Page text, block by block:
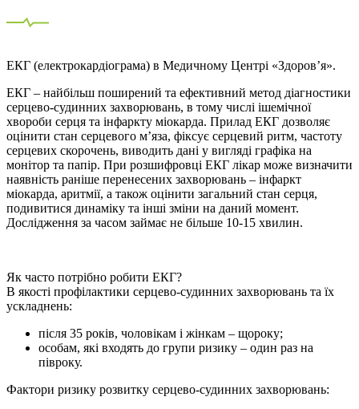
ЕКГ (електрокардіограма) в Медичному Центрі «Здоров’я».
ЕКГ – найбільш поширений та ефективний метод діагностики
серцево-судинних захворювань, в тому числі ішемічної
хвороби серця та інфаркту міокарда. Прилад ЕКГ дозволяє
оцінити стан серцевого м’яза, фіксує серцевий ритм, частоту
серцевих скорочень, виводить дані у вигляді графіка на
монітор та папір. При розшифровці ЕКГ лікар може визначити
наявність раніше перенесених захворювань – інфаркт
міокарда, аритмії, а також оцінити загальний стан серця,
подивитися динаміку та інші зміни на даний момент.
Дослідження за часом займає не більше 10-15 хвилин.
Як часто потрібно робити ЕКГ?
В якості профілактики серцево-судинних захворювань та їх
ускладнень:
після 35 років, чоловікам і жінкам – щороку;
особам, які входять до групи ризику – один раз на
півроку.
Фактори ризику розвитку серцево-судинних захворювань: